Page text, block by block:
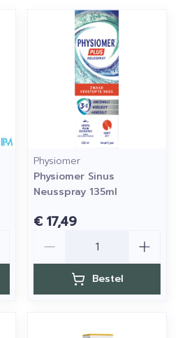
Physiomer
Physiomer Sinus
Neusspray 135ml
€ 17,49
Bestel